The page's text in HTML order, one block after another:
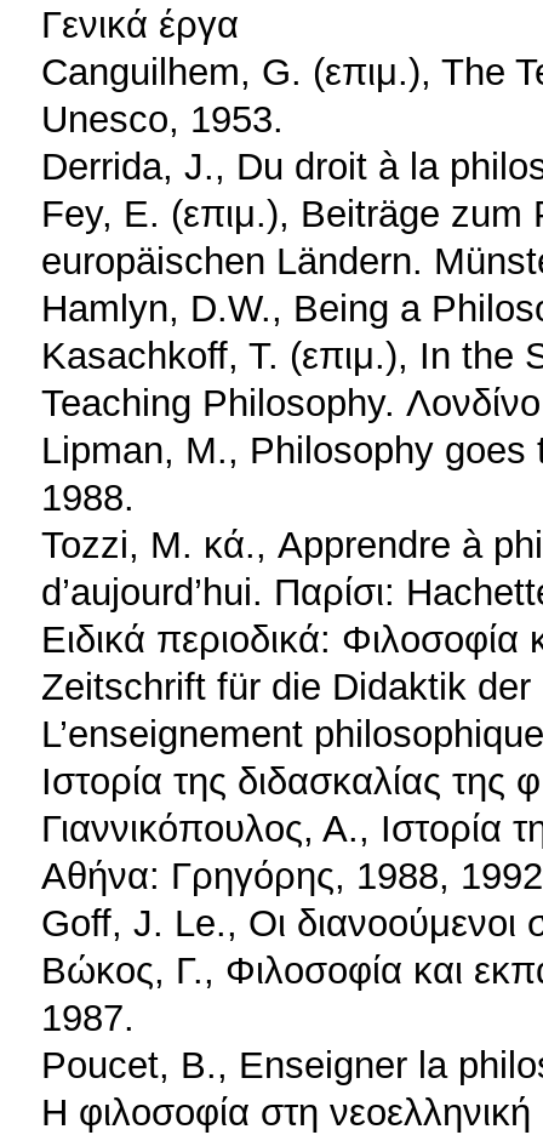
Γενικά έργα
Canguilhem, G. (επιμ.), The
Unesco, 1953.
Derrida, J., Du droit à la
Fey, E. (επιμ.), Beiträge
europäischen Ländern.
Hamlyn, D.W., Being a
Kasachkoff, T. (επιμ.), In the
Teaching Philosophy.
Lipman, M., Philosophy goes
1988.
Tozzi, M. κά., Apprendre à
d’aujourd’hui. Παρίσι:
Ειδικά περιοδικά:
Zeitschrift für die Didaktik
L’enseignement philosophique
Ιστορία της διδασκαλίας της
Γιαννικόπουλος, Α., Ιστορία
Αθήνα: Γρηγόρης, 1988,
Goff, J. Le., Οι
Βώκος, Γ., Φιλοσοφία και
1987.
Poucet, Β., Enseigner la
Η φιλοσοφία στη